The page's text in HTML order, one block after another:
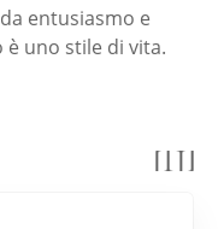
entusiasmo e
uno stile di vita.